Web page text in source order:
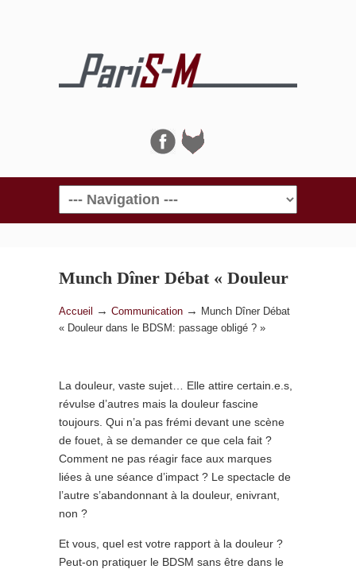
Navigation
Munch Dîner Débat « Douleur
dans le BDSM: passage obligé
Accueil → Communication →
Munch Dîner Débat
« Douleur dans le BDSM: passage obligé ? »
La douleur, vaste sujet… Elle attire certain.e.s,
révulse d’autres mais la douleur fascine
toujours. Qui n’a pas frémi devant une scène
de fouet, à se demander ce que cela fait ?
Comment ne pas réagir face aux marques
liées à une séance d’impact ? Le spectacle de
l’autre s’abandonnant à la douleur, enivrant,
non ?
Et vous, quel est votre rapport à la douleur ?
Peut-on pratiquer le BDSM sans être dans le